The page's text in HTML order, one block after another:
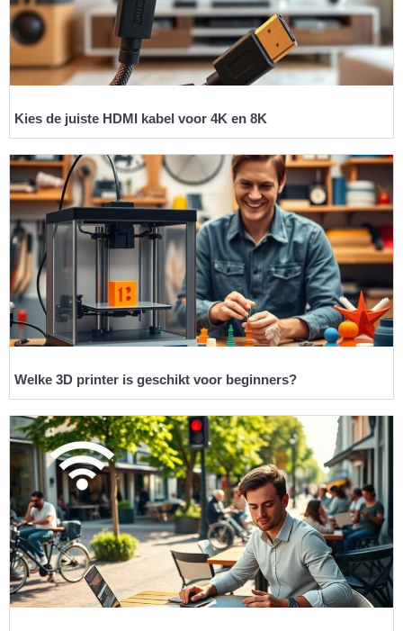
Kies de juiste HDMI kabel voor 4K en 8K
Welke 3D printer is geschikt voor beginners?